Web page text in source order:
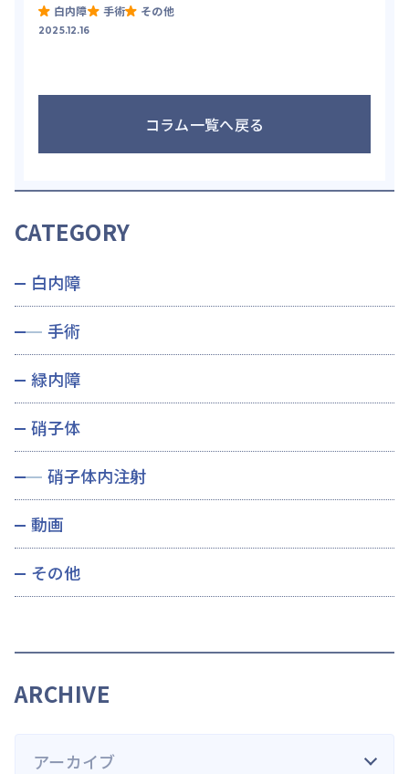
白内障 手術 その他
2025.12.16
コラム一覧へ戻る
CATEGORY
白内障
手術
緑内障
硝子体
硝子体内注射
動画
その他
ARCHIVE
アーカイブ